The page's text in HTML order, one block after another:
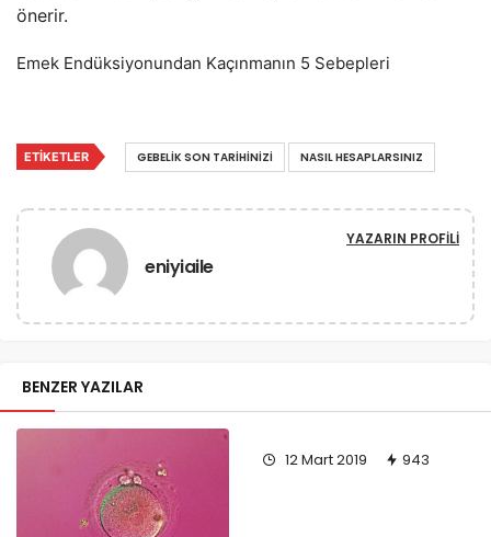
önerir.
Emek Endüksiyonundan Kaçınmanın 5 Sebepleri
ETIKETLER GEBELIK SON TARIHINIZI NASIL HESAPLARSINIZ
eniyiaile
YAZARIN PROFILI
BENZER YAZILAR
12 Mart 2019 943